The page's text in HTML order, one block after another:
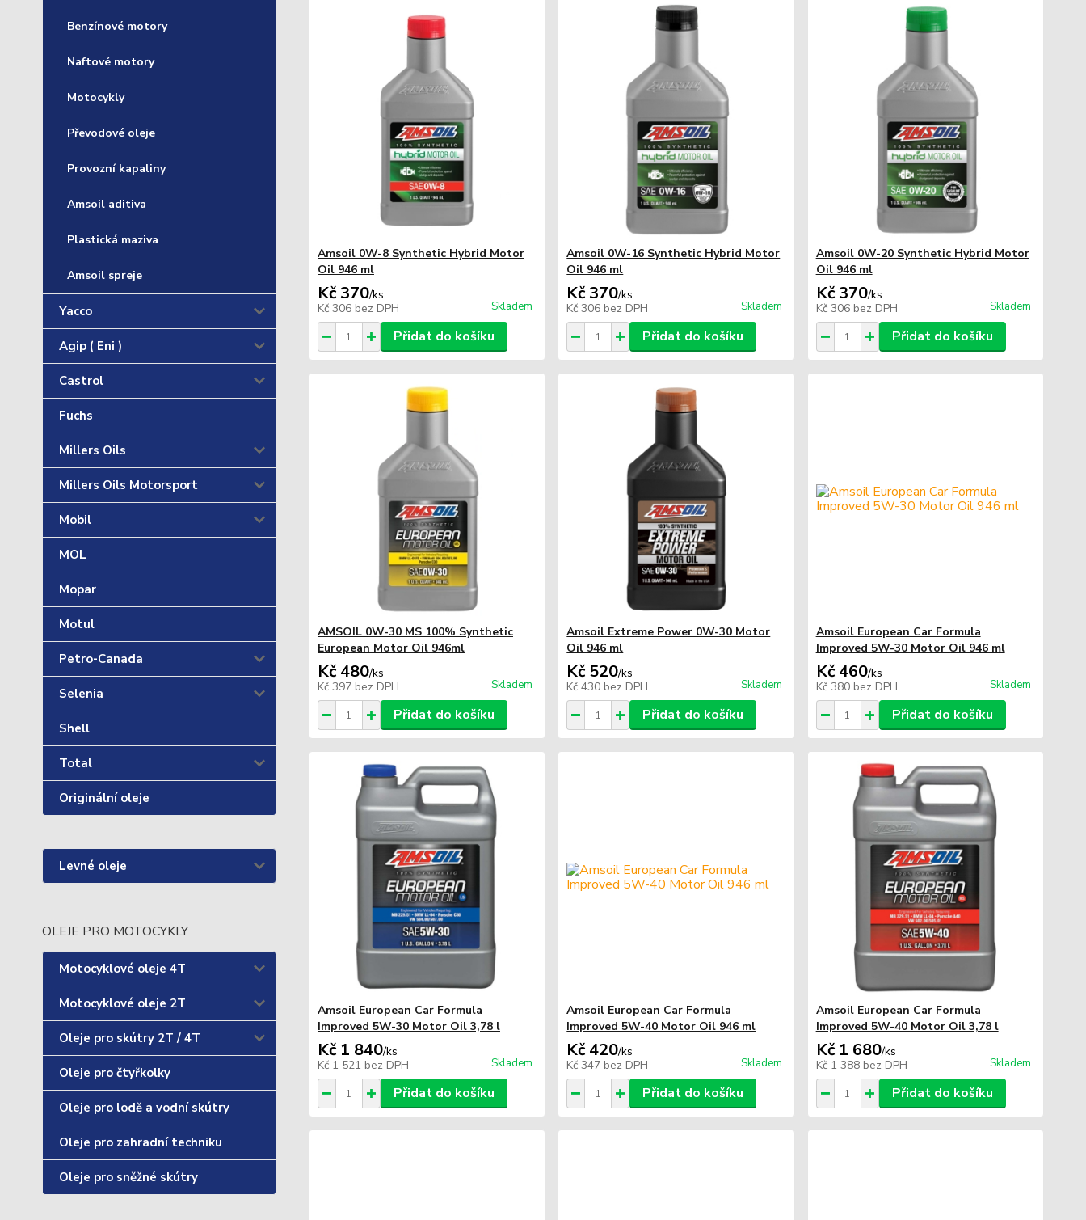
Benzínové motory
Naftové motory
Motocykly
Převodové oleje
Provozní kapaliny
Amsoil aditiva
Plastická maziva
Amsoil spreje
Yacco
Agip ( Eni )
Castrol
Fuchs
Millers Oils
Millers Oils Motorsport
Mobil
MOL
Mopar
Motul
Petro-Canada
Selenia
Shell
Total
Originální oleje
Levné oleje
OLEJE PRO MOTOCYKLY
Motocyklové oleje 4T
Motocyklové oleje 2T
Oleje pro skútry 2T / 4T
Oleje pro čtyřkolky
Oleje pro lodě a vodní skútry
Oleje pro zahradní techniku
Oleje pro sněžné skútry
Amsoil 0W-8 Synthetic Hybrid Motor
Oil 946 ml
Kč 370/ks
Kč 306 bez DPH Skladem
Přidat do košíku
Amsoil 0W-16 Synthetic Hybrid Motor
Oil 946 ml
Kč 370/ks
Kč 306 bez DPH Skladem
Přidat do košíku
Amsoil 0W-20 Synthetic Hybrid Motor
Oil 946 ml
Kč 370/ks
Kč 306 bez DPH Skladem
Přidat do košíku
AMSOIL 0W-30 MS 100% Synthetic
European Motor Oil 946ml
Kč 480/ks
Kč 397 bez DPH Skladem
Přidat do košíku
Amsoil Extreme Power 0W-30 Motor
Oil 946 ml
Kč 520/ks
Kč 430 bez DPH Skladem
Přidat do košíku
Amsoil European Car Formula
Improved 5W-30 Motor Oil 946 ml
Kč 460/ks
Kč 380 bez DPH Skladem
Přidat do košíku
Amsoil European Car Formula
Improved 5W-30 Motor Oil 3,78 l
Kč 1 840/ks
Kč 1 521 bez DPH Skladem
Přidat do košíku
Amsoil European Car Formula
Improved 5W-40 Motor Oil 946 ml
Kč 420/ks
Kč 347 bez DPH Skladem
Přidat do košíku
Amsoil European Car Formula
Improved 5W-40 Motor Oil 3,78 l
Kč 1 680/ks
Kč 1 388 bez DPH Skladem
Přidat do košíku